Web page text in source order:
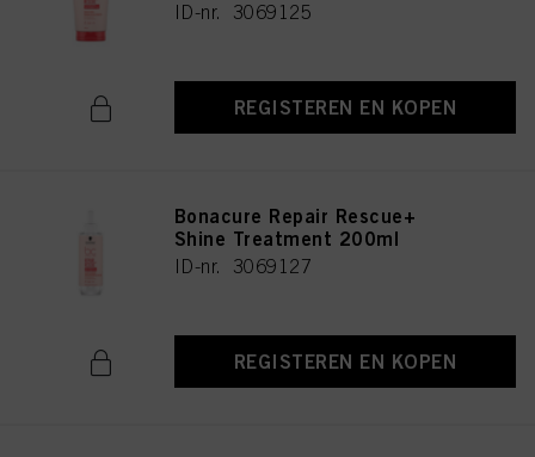
ID-nr. 3069125
REGISTEREN EN KOPEN
Bonacure Repair Rescue+
Shine Treatment 200ml
ID-nr. 3069127
REGISTEREN EN KOPEN